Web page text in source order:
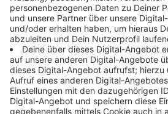
Drittanbieters, um
einzubetten. Dieser
Daten zu Ihren
sammeln. Bitte
Details durch und
Nutzung des Service
Video